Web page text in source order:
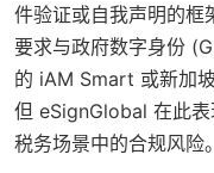
件验证或自我声明的框
要求与政府数字身份
的 iAM Smart 或新加
但 eSignGlobal 在此
税务场景中的合规风险。